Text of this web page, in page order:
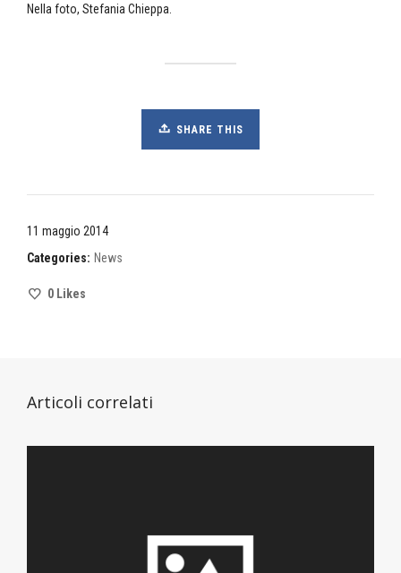
Nella foto, Stefania Chieppa.
SHARE THIS
11 maggio 2014
Categories: News
0 Likes
Articoli correlati